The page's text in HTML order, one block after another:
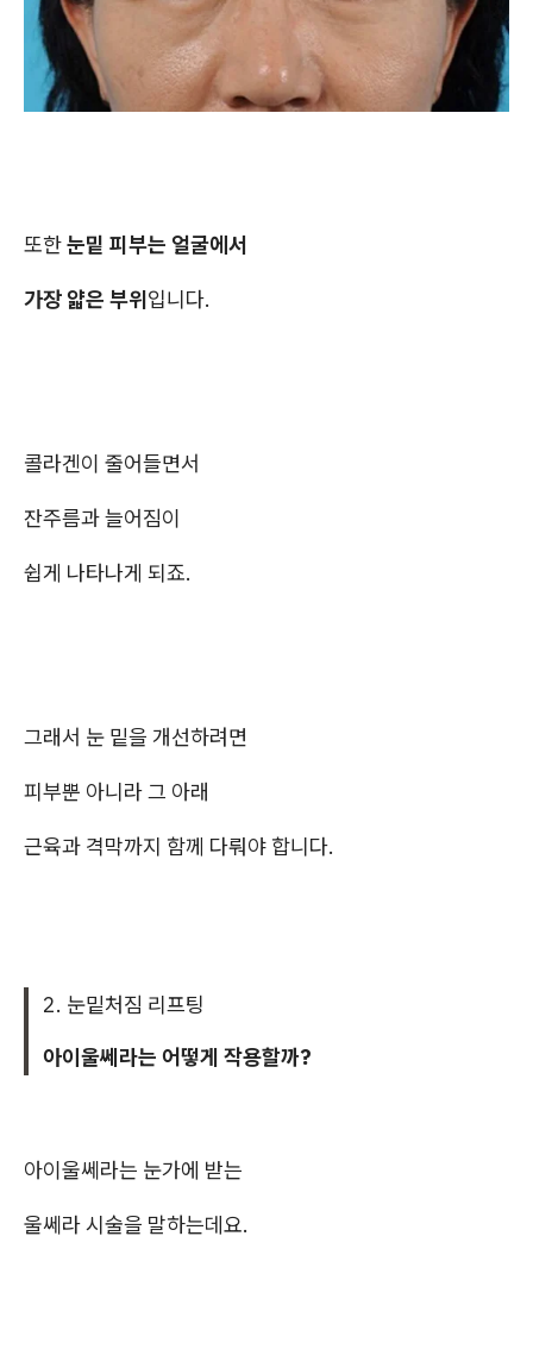
또한눈밑 피부는 얼굴에서
가장 얇은 부위입니다.
콜라겐이 줄어들면서
잔주름과 늘어짐이
쉽게 나타나게 되죠.
그래서 눈 밑을 개선하려면
피부뿐 아니라 그 아래
근육과 격막까지 함께 다뤄야 합니다.
2. 눈밑처짐 리프팅
아이울쎄라는 어떻게 작용할까?
아이울쎄라는 눈가에 받는
울쎄라 시술을 말하는데요.